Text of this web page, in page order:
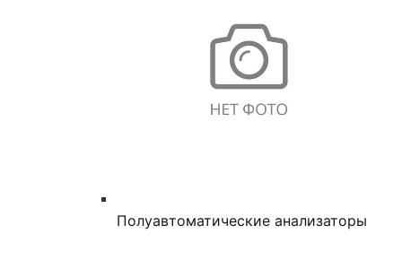
Полуавтоматические анализаторы